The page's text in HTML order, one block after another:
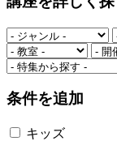
条件を追加
キッズ